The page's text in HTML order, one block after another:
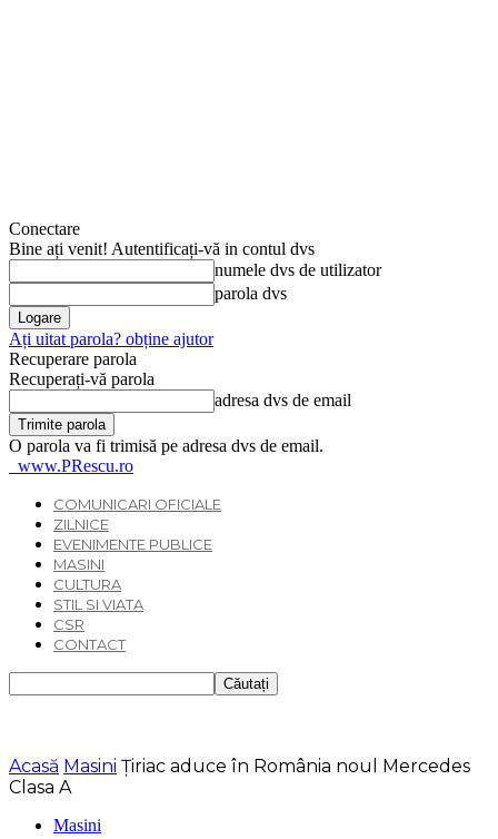
Conectare
Bine ați venit! Autentificați-vă in contul dvs
numele dvs de utilizator
parola dvs
Ați uitat parola? obține ajutor
Recuperare parola
Recuperați-vă parola
adresa dvs de email
O parola va fi trimisă pe adresa dvs de email.
www.PRescu.ro
COMUNICARI OFICIALE
ZILNICE
EVENIMENTE PUBLICE
MASINI
CULTURA
STIL SI VIATA
CSR
CONTACT
Acasă Masini Țiriac aduce în România noul Mercedes
Clasa A
Masini